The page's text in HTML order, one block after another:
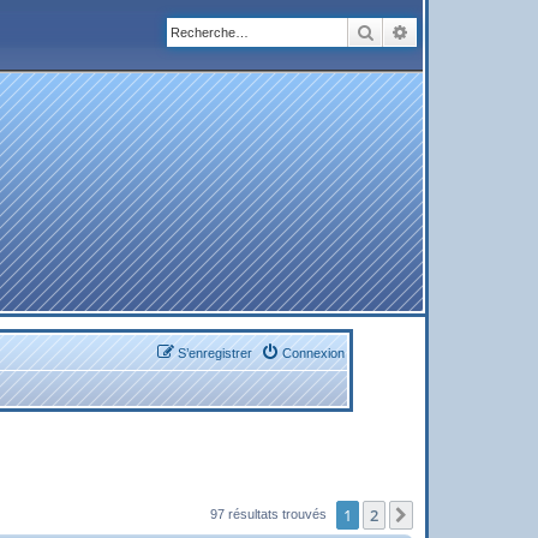
Rechercher
Connexion
S’enregistrer
97 résultats trouvés 1 2